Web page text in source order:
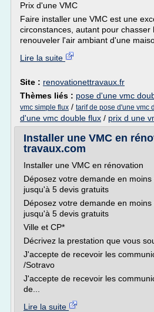
Prix d'une VMC
Faire installer une VMC est une
circonstances, autant pour chasser
renouveler l'air ambiant d'une
Lire la suite
Site : renovationettravaux.fr
Thèmes liés : pose d'une vmc
vmc simple flux / tarif de pose d'une vmc
d'une vmc double flux / prix d une
Installer une VMC en
travaux.com
Installer une VMC en rénovation
Déposez votre demande en
jusqu'à 5 devis gratuits
Déposez votre demande en
jusqu'à 5 devis gratuits
Ville et CP*
Décrivez la prestation que vous
J'accepte de recevoir les
/Sotravo
J'accepte de recevoir les
de...
Lire la suite